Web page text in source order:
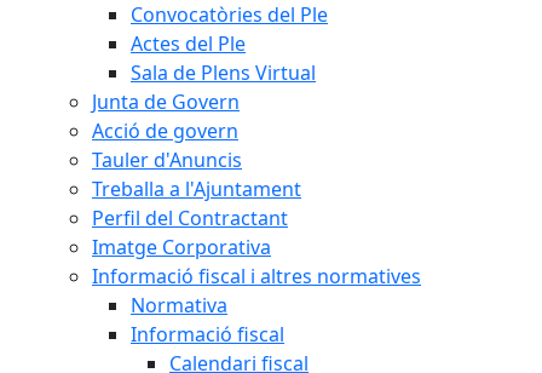
Convocatòries del Ple
Actes del Ple
Sala de Plens Virtual
Junta de Govern
Acció de govern
Tauler d'Anuncis
Treballa a l'Ajuntament
Perfil del Contractant
Imatge Corporativa
Informació fiscal i altres normatives
Normativa
Informació fiscal
Calendari fiscal